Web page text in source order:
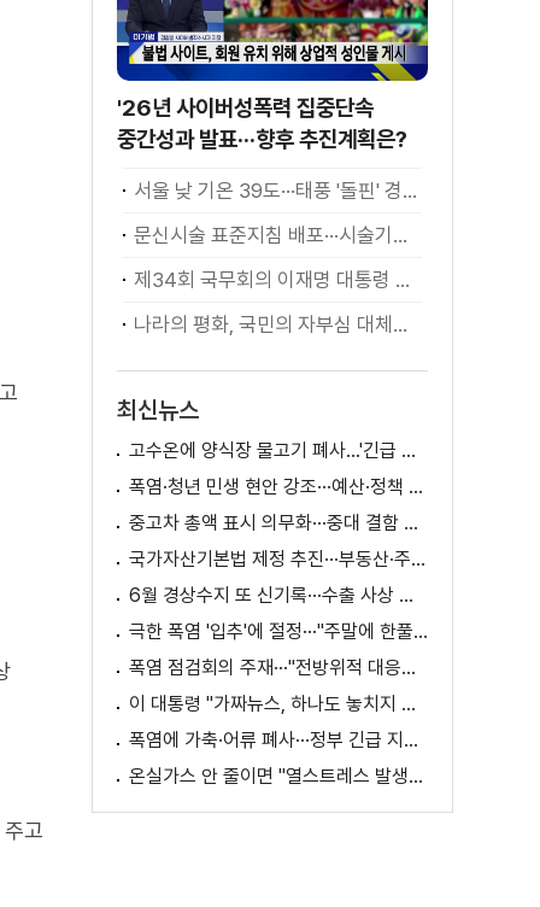
고
'26년 사이버성폭력 집중단속
중간성과 발표···향후 추진계획은?
서울 낮 기온 39도···태풍 '돌핀' 경로 변수
문신시술 표준지침 배포···시술기구, 일회용 사용 후 폐기
제34회 국무회의 이재명 대통령 모두발언
나라의 평화, 국민의 자부심 대체불가 대한민국 이재명 대통령 모두말씀
최신뉴스
고수온에 양식장 물고기 폐사...'긴급 방류' 지원
폭염·청년 민생 현안 강조···예산·정책 방향 제시
중고차 총액 표시 의무화···중대 결함 시 '계약 해제'
국가자산기본법 제정 추진···부동산·주식 등 통합 관리
6월 경상수지 또 신기록···수출 사상 첫 1천억 달러
극한 폭염 '입추'에 절정···"주말에 한풀 꺾인다"
폭염 점검회의 주재···"전방위적 대응체계 가동"
이 대통령 "가짜뉴스, 하나도 놓치지 말고 바로잡아야"
폭염에 가축·어류 폐사···정부 긴급 지원책 마련
온실가스 안 줄이면 "열스트레스 발생일 29배 증가"